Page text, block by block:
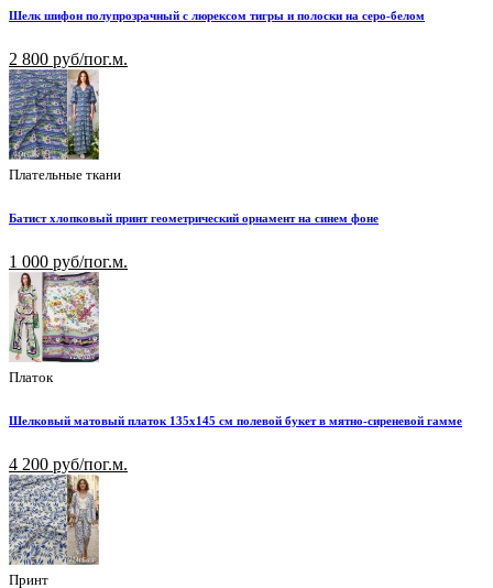
Шелк шифон полупрозрачный с люрексом тигры и полоски на серо-белом
2 800 руб/пог.м.
Плательные ткани
Батист хлопковый принт геометрический орнамент на синем фоне
1 000 руб/пог.м.
Платок
Шелковый матовый платок 135х145 см полевой букет в мятно-сиреневой гамме
4 200 руб/пог.м.
Принт